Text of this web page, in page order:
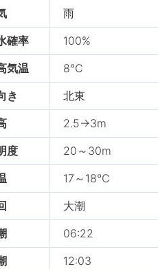
雨
確率
100%
気温
8℃
き
北東
2.5→3m
度
20～30m
17～18℃
大潮
06:22
12:03